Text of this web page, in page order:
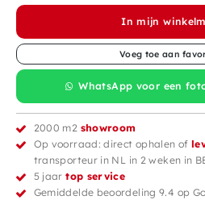
In mijn
Voeg toe aan
WhatsApp voor een
2000 m2 showroom
Op voorraad: direct ophalen of
transporteur in NL in 2 weken in
5 jaartop service
Gemiddelde beoordeling 9.4 op